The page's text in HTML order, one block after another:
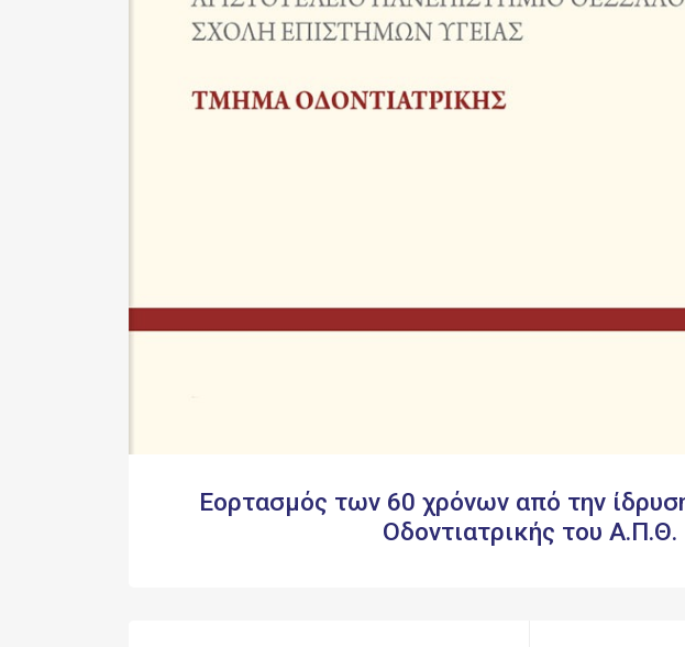
Εορτασμός των 60 χρόνων από την
Οδοντιατρικής του Α.Π.Θ.